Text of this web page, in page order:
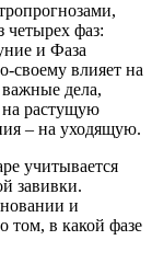
четырех фаз:
и Фаза
своему влияет на
важные дела,
на растущую
– на уходящую.
учитывается
завивки.
и
том, в какой фазе